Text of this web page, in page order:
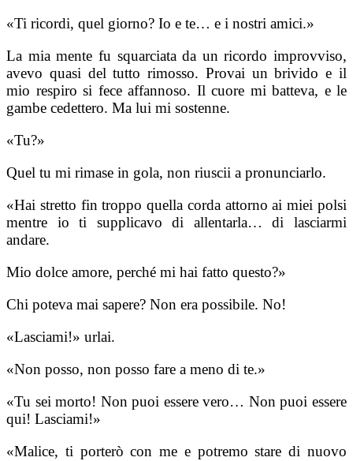
«Ti ricordi, quel giorno? Io e te… e i nostri amici.»
La mia mente fu squarciata da un ricordo improvviso,
avevo quasi del tutto rimosso. Provai un brivido e il
mio respiro si fece affannoso. Il cuore mi batteva, e le
gambe cedettero. Ma lui mi sostenne.
«Tu?»
Quel tu mi rimase in gola, non riuscii a pronunciarlo.
«Hai stretto fin troppo quella corda attorno ai miei polsi
mentre io ti supplicavo di allentarla… di lasciarmi
andare.
Mio dolce amore, perché mi hai fatto questo?»
Chi poteva mai sapere? Non era possibile. No!
«Lasciami!» urlai.
«Non posso, non posso fare a meno di te.»
«Tu sei morto! Non puoi essere vero… Non puoi essere
qui! Lasciami!»
«Malice, ti porterò con me e potremo stare di nuovo